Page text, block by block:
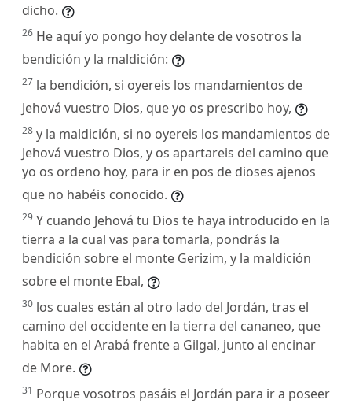
dicho.
26 He aquí yo pongo hoy delante de vosotros la
bendición y la maldición:
27 la bendición, si oyereis los mandamientos de
Jehová vuestro Dios, que yo os prescribo hoy,
28 y la maldición, si no oyereis los mandamientos de
Jehová vuestro Dios, y os apartareis del camino que
yo os ordeno hoy, para ir en pos de dioses ajenos
que no habéis conocido.
29 Y cuando Jehová tu Dios te haya introducido en la
tierra a la cual vas para tomarla, pondrás la
bendición sobre el monte Gerizim, y la maldición
sobre el monte Ebal,
30 los cuales están al otro lado del Jordán, tras el
camino del occidente en la tierra del cananeo, que
habita en el Arabá frente a Gilgal, junto al encinar
de More.
31 Porque vosotros pasáis el Jordán para ir a poseer